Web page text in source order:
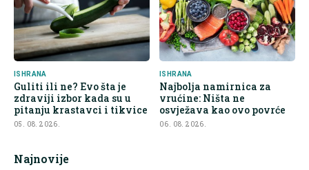
ISHRANA
Guliti ili ne? Evo šta je
zdraviji izbor kada su u
pitanju krastavci i tikvice
05. 08. 2026.
ISHRANA
Najbolja namirnica za
vrućine: Ništa ne
osvježava kao ovo povrće
06. 08. 2026.
Najnovije